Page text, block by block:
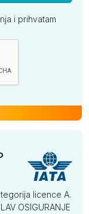
i prihvatam
licence A.
OSIGURANJE